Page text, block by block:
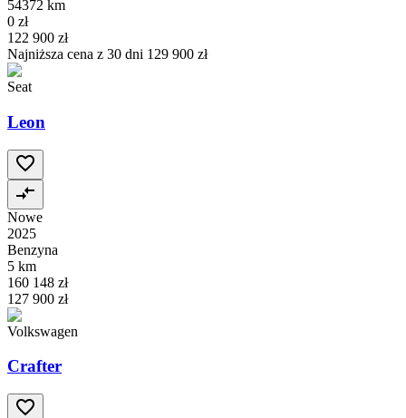
54372 km
0 zł
122 900 zł
Najniższa cena z 30 dni 129 900 zł
Seat
Leon
Nowe
2025
Benzyna
5 km
160 148 zł
127 900 zł
Volkswagen
Crafter